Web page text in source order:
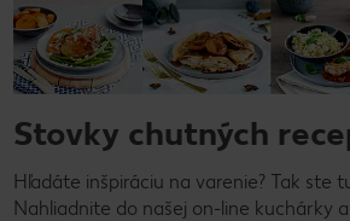
Stovky chutných
Hľadáte inšpiráciu na varenie? Tak ste
Nahliadnite do našej on-line kuchárky